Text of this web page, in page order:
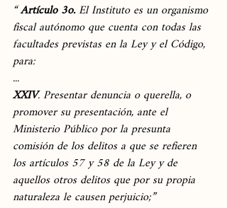
“ Artículo 3o. El Instituto es un organismo
fiscal autónomo que cuenta con todas las
facultades previstas en la Ley y el Código,
para:
...
XXIV. Presentar denuncia o querella, o
promover su presentación, ante el
Ministerio Público por la presunta
comisión de los delitos a que se refieren
los artículos 57 y 58 de la Ley y de
aquellos otros delitos que por su propia
naturaleza le causen perjuicio;”